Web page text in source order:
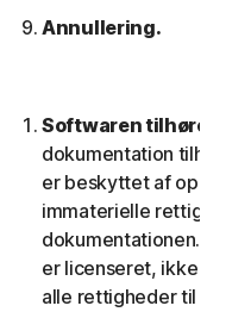
Annullering.
Softwaren tilhører os.
dokumentation tilhører
er beskyttet af
immaterielle
dokumentationen. Al
er licenseret, ikke solgt
alle rettigheder til